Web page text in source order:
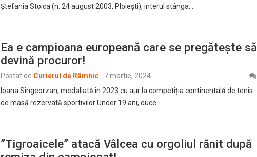
Ștefania Stoica (n. 24 august 2003, Ploiești), interul stânga…
Ea e campioana europeană care se pregătește să
devină procuror!
Postat de Curierul de Râmnic - 7 martie, 2024
Ioana Sîngeorzan, medaliată în 2023 cu aur la competiția continentală de tenis
de masă rezervată sportivilor Under 19 ani, duce…
”Tigroaicele” atacă Vâlcea cu orgoliul rănit după